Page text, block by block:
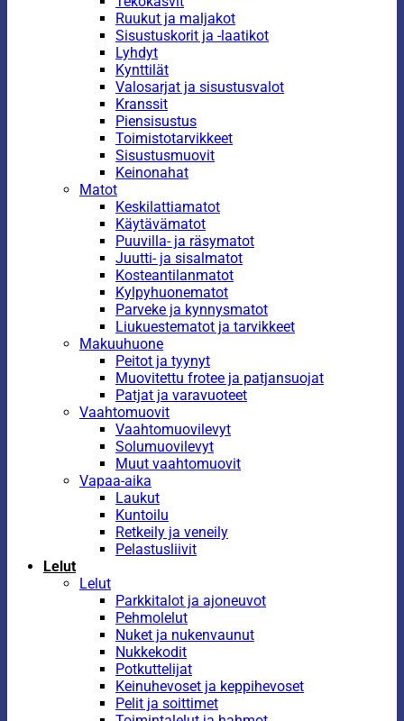
Ruukut ja maljakot
Sisustuskorit ja -laatikot
Lyhdyt
Kynttilät
Valosarjat ja sisustusvalot
Kranssit
Piensisustus
Toimistotarvikkeet
Sisustusmuovit
Keinonahat
Matot
Keskilattiamatot
Käytävämatot
Puuvilla- ja räsymatot
Juutti- ja sisalmatot
Kosteantilanmatot
Kylpyhuonematot
Parveke ja kynnysmatot
Liukuestematot ja tarvikkeet
Makuuhuone
Peitot ja tyynyt
Muovitettu frotee ja patjansuojat
Patjat ja varavuoteet
Vaahtomuovit
Vaahtomuovilevyt
Solumuovilevyt
Muut vaahtomuovit
Vapaa-aika
Laukut
Kuntoilu
Retkeily ja veneily
Pelastusliivit
Lelut
Lelut
Parkkitalot ja ajoneuvot
Pehmolelut
Nuket ja nukenvaunut
Nukkekodit
Potkuttelijat
Keinuhevoset ja keppihevoset
Pelit ja soittimet